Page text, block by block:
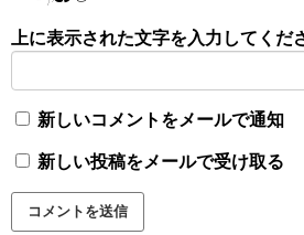
上に表示された文字を入力してくだ
新しいコメントをメールで通知
新しい投稿をメールで受け取る